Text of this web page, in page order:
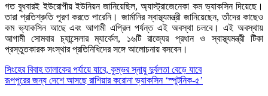
গত বুধবারই ইউরোপীয় ইউনিয়ন জানিয়েছিল, অ্যাস্ট্রাজেনেকা কম ভ্যাকসিন দিয়েছে।
তারা প্রতিশ্রুতি পূরণ করতে পারেনি। জার্মানির স্বাস্থ্যমন্ত্রী জানিয়েছেন, তাঁদের কাছেও
কম ভ্যাকসিন আছে এবং আগামী এপ্রিল পর্যন্ত এই অবস্থা চলবে। এই অবস্থায়
আগামী সোমবার চ্যান্সেলার ম্যার্কেল, ১৬টি রাজ্যের প্রধান ও স্বাস্থ্যমন্ত্রী টিকা
প্রস্তুতকারক সংস্থার প্রতিনিধিদের সঙ্গে আলোচনায় বসবেন।
Post
navigation
সিংহের বিবাহ তালাকের পর্যায়ে যাবে, কুম্ভর স্নায়ু দুর্বলতা বেড়ে যাবে
রূপপুরের জন্য দেশে আসছে রাশিয়ার করোনা ভ্যাকসিন ‘স্পুটনিক-৫’